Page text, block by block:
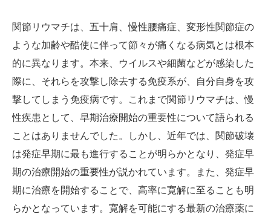
関節リウマチは、五十肩、慢性腰痛症、変形性関節症の
ような加齢や酷使に伴って節々が痛くなる病気とは根本
的に異なります。本来、ウイルスや細菌などが感染した
際に、それらを攻撃し除去する免疫系が、自分自身を攻
撃してしまう免疫病です。これまで関節リウマチは、慢
性疾患として、早期治療開始の重要性について語られる
ことはありませんでした。しかし、近年では、関節破壊
は発症早期に最も進行することが明らかとなり、発症早
期の治療開始の重要性が説かれています。また、発症早
期に治療を開始することで、高率に寛解に至ることも明
らかとなっています。寛解を可能にする最新の治療薬に